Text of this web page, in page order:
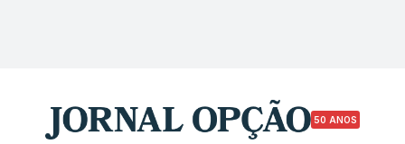
50 ANOS